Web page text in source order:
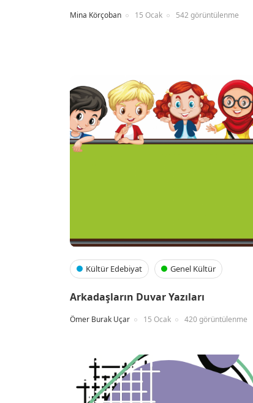
Mina Körçoban 15 Ocak 542 görüntülenme
Kültür Edebiyat Genel Kültür
Arkadaşların Duvar Yazıları
Ömer Burak Uçar 15 Ocak 420 görüntülenme